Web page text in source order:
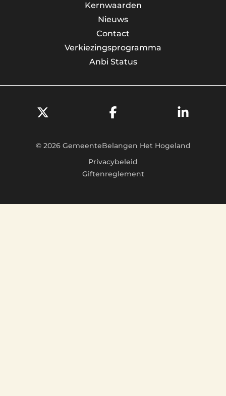
Kernwaarden
Nieuws
Contact
Verkiezingsprogramma
Anbi Status
© 2026 GemeenteBelangen Het Hogeland
Privacybeleid
Giftenreglement